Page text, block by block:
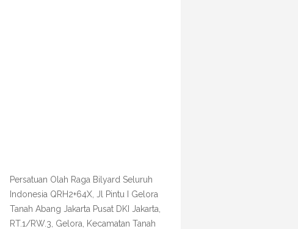
Persatuan Olah Raga Bilyard Seluruh
Indonesia QRH2+64X, Jl Pintu I Gelora
Tanah Abang Jakarta Pusat DKI Jakarta,
RT.1/RW.3, Gelora, Kecamatan Tanah